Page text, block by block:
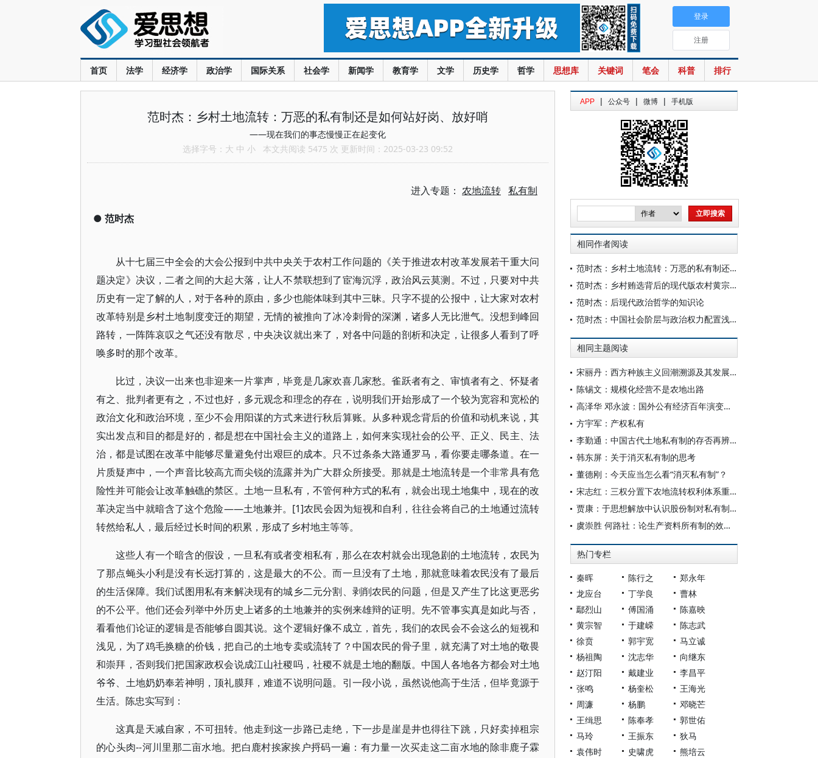
首页 法学 经济学 政治学 国际关系 社会学 新闻学 教育学 文学 历史学 哲学 思想库 关键词 笔会 科普 排行
登录
注册
范时杰：乡村土地流转：万恶的私有制还是如何站好岗、放好哨
——现在我们的事态慢慢正在起变化
选择字号： 大 中 小 本文共阅读 5475 次 更新时间：2025-03-23 09:52
进入专题： 农地流转 私有制
● 范时杰
从十七届三中全会的大会公报到中共中央关于农村工作问题的《关于推进农村改革发展若干重大问
题决定》决议，二者之间的大起大落，让人不禁联想到了宦海沉浮，政治风云莫测。不过，只要对中共
历史有一定了解的人，对于各种的原由，多少也能体味到其中三昧。只字不提的公报中，让大家对农村
改革特别是乡村土地制度变迁的期望，无情的被推向了冰冷刺骨的深渊，诸多人无比泄气。没想到峰回
路转，一阵阵哀叹之气还没有散尽，中央决议就出来了，对各中问题的剖析和决定，让很多人看到了呼
唤多时的那个改革。
比过，决议一出来也非迎来一片掌声，毕竟是几家欢喜几家愁。雀跃者有之、审慎者有之、怀疑者
有之、批判者更有之，不过也好，多元观念和理念的存在，说明我们开始形成了一个较为宽容和宽松的
政治文化和政治环境，至少不会用阳谋的方式来进行秋后算账。从多种观念背后的价值和动机来说，其
实出发点和目的都是好的，都是想在中国社会主义的道路上，如何来实现社会的公平、正义、民主、法
治，都是试图在改革中能够尽量避免付出艰巨的成本。只不过条条大路通罗马，看你要走哪条道。在一
片质疑声中，一个声音比较高亢而尖锐的流露并为广大群众所接受。那就是土地流转是一个非常具有危
险性并可能会让改革触礁的禁区。土地一旦私有，不管何种方式的私有，就会出现土地集中，现在的改
革决定当中就暗含了这个危险——土地兼并。[1]农民会因为短视和自利，往往会将自己的土地通过流转
转然给私人，最后经过长时间的积累，形成了乡村地主等等。
这些人有一个暗含的假设，一旦私有或者变相私有，那么在农村就会出现急剧的土地流转，农民为
了那点蝇头小利是没有长远打算的，这是最大的不公。而一旦没有了土地，那就意味着农民没有了最后
的生活保障。我们试图用私有来解决现有的城乡二元分割、剥削农民的问题，但是又产生了比这更恶劣
的不公平。他们还会列举中外历史上诸多的土地兼并的实例来雄辩的证明。先不管事实真是如此与否，
看看他们论证的逻辑是否能够自圆其说。这个逻辑好像不成立，首先，我们的农民会不会这么的短视和
浅见，为了鸡毛换糖的价钱，把自己的土地专卖或流转了？中国农民的骨子里，就充满了对土地的敬畏
和崇拜，否则我们把国家政权会说成江山社稷吗，社稷不就是土地的翻版。中国人各地各方都会对土地
爷爷、土地奶奶奉若神明，顶礼膜拜，难道不说明问题。引一段小说，虽然说他高于生活，但毕竟源于
生活。陈忠实写到：
这真是天减自家，不可扭转。他走到这一步路已走绝，下一步是崖是井也得往下跳，只好卖掉租宗
的心头肉--河川里那二亩水地。把白鹿村挨家挨户捋码一遍：有力量一次买走这二亩水地的除非鹿子霖
APP | 公众号 | 微博 | 手机版
相同作者阅读
范时杰：乡村土地流转：万恶的私有制还是如何站好岗、放好哨
范时杰：乡村贿选背后的现代版农村黄宗羲定理
范时杰：后现代政治哲学的知识论
范时杰：中国社会阶层与政治权力配置浅析
相同主题阅读
宋丽丹：西方种族主义回潮溯源及其发展趋势
陈锡文：规模化经营不是农地出路
高泽华 邓永波：国外公有经济百年演变历程的比较研究和启示
方宇军：产权私有
李勤通：中国古代土地私有制的存否再辨——以所有权的公、私对抗性差异为主要判断标准
韩东屏：关于消灭私有制的思考
董德刚：今天应当怎么看“消灭私有制”？
宋志红：三权分置下农地流转权利体系重构研究
贾康：于思想解放中认识股份制对私有制的扬弃
虞崇胜 何路社：论生产资料所有制的效率与公平问题
热门专栏
秦晖 陈行之
郑永年
龙应台
丁学良
曹林
鄢烈山
傅国涌
陈嘉映
黄宗智
于建嵘
陈志武
徐贲
郭宇宽
马立诚
杨祖陶
沈志华
向继东
赵汀阳
戴建业
李昌平
张鸣
杨奎松
王海光
周濂
杨鹏
邓晓芒
王缉思
陈奉孝
郭世佑
马玲
王振东
狄马
袁伟时
史啸虎
熊培云